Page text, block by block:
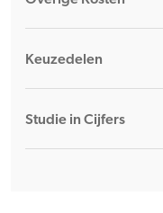
Keuzedelen
Studie in Cijfers